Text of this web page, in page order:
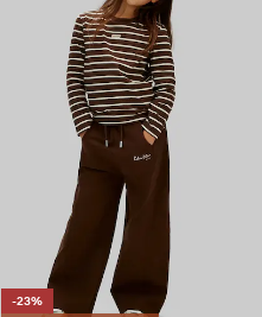
-23%